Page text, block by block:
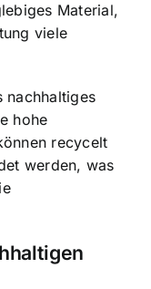
Material,
viele
nachhaltiges
hohe
recycelt
werden, was